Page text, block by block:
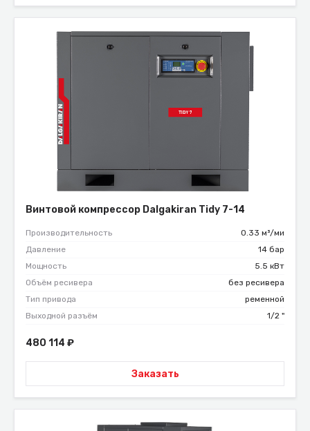
Винтовой компрессор Dalgakiran Tidy 7-14
Производительность
0.33 м³/ми
Давление
14 бар
Мощность
5.5 кВт
Объём ресивера
без ресивера
Тип привода
ременной
Выходной разъём
1/2 "
480 114 ₽
Заказать